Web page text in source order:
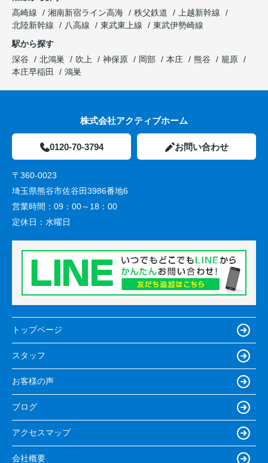
高崎線
湘南新宿ライン高海 秩父鉄道
上越新幹線
北陸新幹線
八高線 東武東上線
東武伊勢崎線
駅から探す
深谷
北鴻巣 吹上 神保原 岡部 本庄 熊谷
籠原
本庄早稲田
鴻巣
株式会社アクティブホーム
0120-70-3794 お問い合わせ
〒360-0023
埼玉県熊谷市佐谷田3986番地6
営業時間： 09：00～18：00
定休日： 水曜日
トップページ
スタッフ
お客様の声
ブログ
アクセスマップ
会社概要